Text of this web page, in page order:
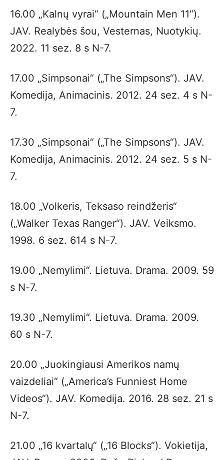
16.00 „Kalnų vyrai“ („Mountain Men 11“).
JAV. Realybės šou, Vesternas, Nuotykių.
2022. 11 sez. 8 s N-7.
17.00 „Simpsonai“ („The Simpsons“). JAV.
Komedija, Animacinis. 2012. 24 sez. 4 s N-
7.
17.30 „Simpsonai“ („The Simpsons“). JAV.
Komedija, Animacinis. 2012. 24 sez. 5 s N-
7.
18.00 „Volkeris, Teksaso reindžeris“
(„Walker Texas Ranger“). JAV. Veiksmo.
1998. 6 sez. 614 s N-7.
19.00 „Nemylimi“. Lietuva. Drama. 2009. 59
s N-7.
19.30 „Nemylimi“. Lietuva. Drama. 2009.
60 s N-7.
20.00 „Juokingiausi Amerikos namų
vaizdeliai“ („America’s Funniest Home
Videos“). JAV. Komedija. 2016. 28 sez. 21 s
N-7.
21.00 „16 kvartalų“ („16 Blocks“). Vokietija,